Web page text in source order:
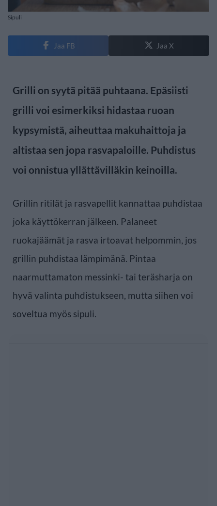
Sipuli
Jaa FB Jaa X
Grilli on syytä pitää puhtaana. Epäsiisti
grilli voi esimerkiksi hidastaa ruoan
kypsymistä, aiheuttaa makuhaittoja ja
altistaa sen jopa rasvapaloille. Puhdistus
voi onnistua yllättävilläkin keinoilla.
Grillin ritilät ja rasvapellit kannattaa puhdistaa
joka käyttökerran jälkeen. Palaneet
ruokajäämät ja rasva irtoavat helpommin, jos
grillin puhdistaa lämpimänä. Pintaa
naarmuttamaton messinki- tai teräsharja on
hyvä valinta puhdistukseen, mutta siihen voi
soveltua myös sipuli.